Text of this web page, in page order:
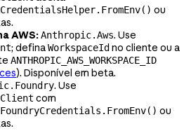
ou
AWS:Anthropic.Aws. Use
; definaWorkspaceIdno cliente ou a
ANTHROPIC_AWS_WORKSPACE_ID
). Disponível em beta.
. Use
com
ou